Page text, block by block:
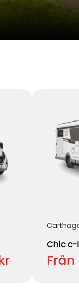
Chic c-
Från